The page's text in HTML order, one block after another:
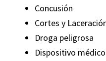
Concusión
Cortes y
Droga peligrosa
Dispositivo